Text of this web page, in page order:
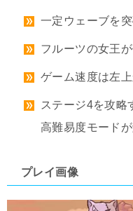
一定ウェーブを
フルーツの女王
ゲーム速度は左
ステージ4を攻略
高難易度モードが
プレイ画像